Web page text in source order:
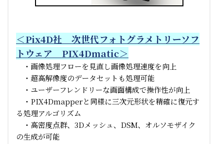
＜Pix4D社 次世代フォトグラメトリーソフ
トウェア PIX4Dmatic＞
・画像処理フローを見直し画像処理速度を向上
・超高解像度のデータセットも処理可能
・ユーザーフレンドリーな画面構成で操作性が向上
・PIX4Dmapperと同様に三次元形状を精確に復元す
る処理アルゴリズム
・高密度点群、3Dメッシュ、DSM、オルソモザイク
の生成が可能